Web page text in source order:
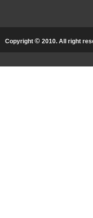
Copyright © 2010. All right